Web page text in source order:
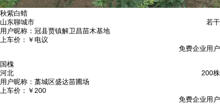
秋紫白蜡
若干
山东聊城市
用户昵称： 冠县贾镇解卫昌苗木基地
上车价： ￥电议
免费企业用户
国槐
200株
河北
用户昵称： 藁城区盛达苗圃场
上车价： ￥200
免费企业用户